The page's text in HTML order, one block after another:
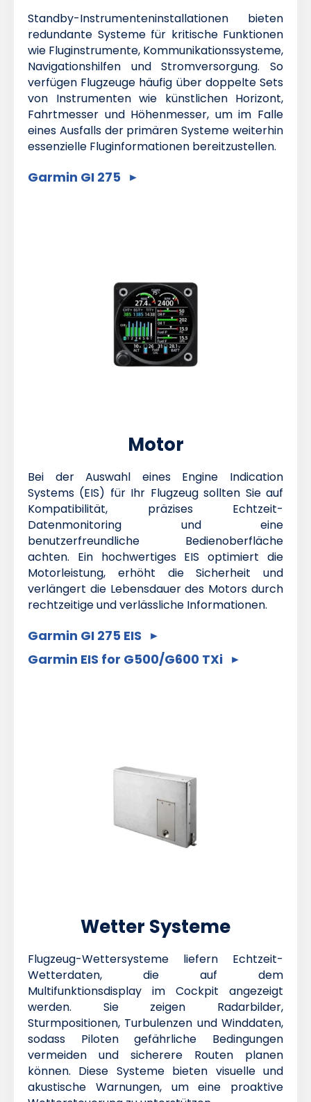
Standby-Instrumenteninstallationen bieten
redundante Systeme für kritische Funktionen
wie Fluginstrumente, Kommunikationssysteme,
Navigationshilfen und Stromversorgung. So
verfügen Flugzeuge häufig über doppelte Sets
von Instrumenten wie künstlichen Horizont,
Fahrtmesser und Höhenmesser, um im Falle
eines Ausfalls der primären Systeme weiterhin
essenzielle Fluginformationen bereitzustellen.
Garmin GI 275
Motor
Bei der Auswahl eines Engine Indication
Systems (EIS) für Ihr Flugzeug sollten Sie auf
Kompatibilität, präzises Echtzeit-
Datenmonitoring und eine
benutzerfreundliche Bedienoberfläche
achten. Ein hochwertiges EIS optimiert die
Motorleistung, erhöht die Sicherheit und
verlängert die Lebensdauer des Motors durch
rechtzeitige und verlässliche Informationen.
Garmin GI 275 EIS
Garmin EIS for G500/G600 TXi
Wetter Systeme
Flugzeug-Wettersysteme liefern Echtzeit-
Wetterdaten, die auf dem
Multifunktionsdisplay im Cockpit angezeigt
werden. Sie zeigen Radarbilder,
Sturmpositionen, Turbulenzen und Winddaten,
sodass Piloten gefährliche Bedingungen
vermeiden und sicherere Routen planen
können. Diese Systeme bieten visuelle und
akustische Warnungen, um eine proaktive